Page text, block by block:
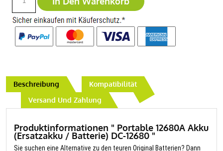
Beschreibung
Kompatibilität
Versand Und Zahlung
Produktinformationen " Portable 12680A Akku
(Ersatzakku / Batterie) DC-12680 "
Sie suchen eine Alternative zu den teuren Original Batterien? Dann